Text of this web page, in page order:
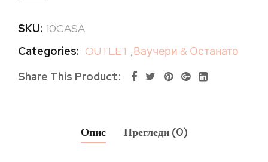
SKU: 10CASA
Categories: OUTLET ,Ваучери & Останато
Share This Product
Опис Прегледи (0)